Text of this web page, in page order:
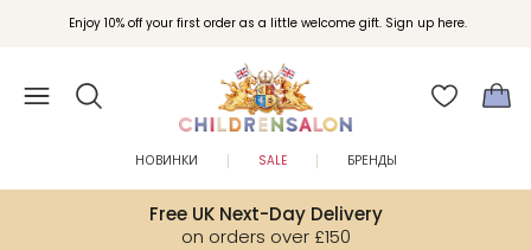
Enjoy 10% off your first order as a little welcome gift. Sign up here.
Вступайте в клуб Бонусы Childrensalon для эксклюзивных привилегий при
покупках.
Free UK Next-Day Delivery
on orders over £150
НОВИНКИ SALE БРЕНДЫ